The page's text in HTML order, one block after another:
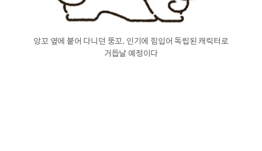
앙꼬 옆에 붙어 다니던 뚱꼬. 인기에 힘입어 독립된 캐릭터로
거듭날 예정이다